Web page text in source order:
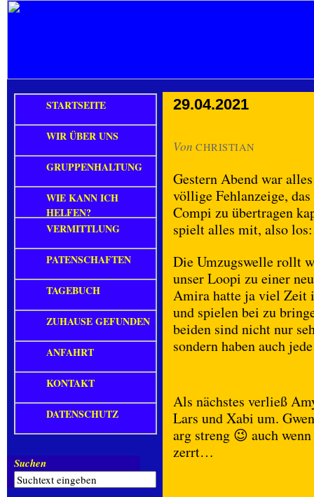
29.04.2021
Von CHRISTIAN
Gestern Abend war
völlige Fehlanzeige,
Compi zu übertragen
spielt alles mit, also los:
Die Umzugswelle rollt
unser Loopi zu einer
Amira hatte ja viel Zeit
und spielen bei zu
beiden sind nicht nur
sondern haben auch
Als nächstes verließ
Lars und Xabi um.
arg streng 😉 auch
zerrt…
STARTSEITE
WIR ÜBER UNS
GRUPPENHALTUNG
WIE KANN ICH
HELFEN?
VERMITTLUNG
PATENSCHAFTEN
TAGEBUCH
ZUHAUSE GEFUNDEN
ANFAHRT
KONTAKT
DATENSCHUTZ
Suchen